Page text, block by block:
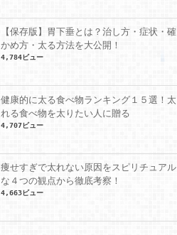
【保存版】胃下垂とは？治し方・症状・確
かめ方・太る方法を大公開！
4,784ビュー
健康的に太る食べ物ランキング１５選！太
れる食べ物を太りたい人に贈る
4,707ビュー
痩せすぎで太れない原因をスピリチュアル
な４つの観点から徹底考察！
4,663ビュー